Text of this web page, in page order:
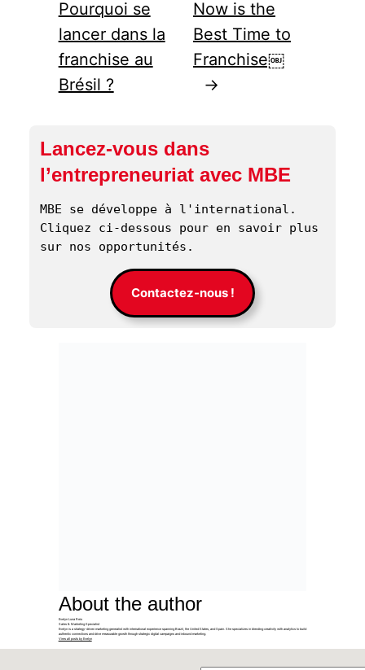
Pourquoi se
lancer dans la
franchise au
Brésil ?
Now is the
Best Time to
Franchise￼
→
Lancez-vous dans
l’entrepreneuriat avec MBE
MBE se développe à l'international.
Cliquez ci-dessous pour en savoir plus
sur nos opportunités.
Contactez-nous !
About the author
Evelyn Luna Reis
Sales & Marketing Specialist
Evelyn is a strategy-driven marketing generalist with international experience spanning Brazil, the United States, and Spain. She specializes in blending creativity with analytics to build
authentic connections and drive measurable growth through strategic digital campaigns and inbound marketing.
View all posts by Evelyn